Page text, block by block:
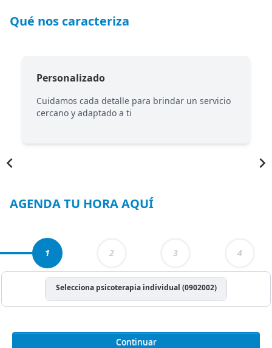
Qué nos caracteriza
Personalizado
Cuidamos cada detalle para brindar un servicio
cercano y adaptado a ti
AGENDA TU HORA AQUÍ
1 2 3 4
Selecciona psicoterapia individual (0902002)
Continuar